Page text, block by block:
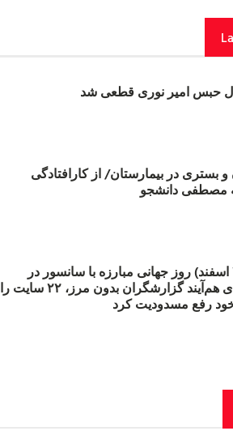
امیر نوری قطعی شد
و بستری در بیمارستان/ از کارافتادگی
۱۲ مارس (۲۱ اسفند) روز جهانی مبارزه با سانسور در
اینترنت: #آزادی هم‌آیند گزارشگران‌ بدون مرز، ۲۲ سایت را
رفع مسدودیت کرد